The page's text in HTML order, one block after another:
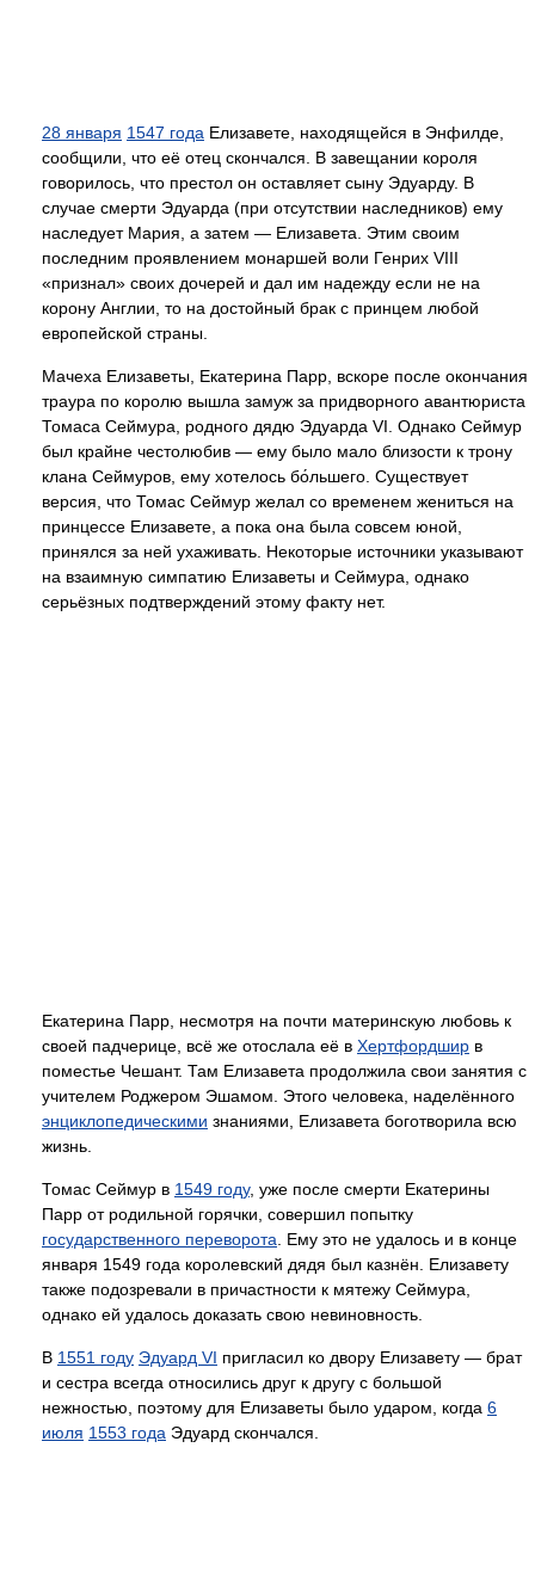
28 января 1547 года Елизавете, находящейся в Энфилде,
сообщили, что её отец скончался. В завещании короля
говорилось, что престол он оставляет сыну Эдуарду. В
случае смерти Эдуарда (при отсутствии наследников) ему
наследует Мария, а затем — Елизавета. Этим своим
последним проявлением монаршей воли Генрих VIII
«признал» своих дочерей и дал им надежду если не на
корону Англии, то на достойный брак с принцем любой
европейской страны.
Мачеха Елизаветы, Екатерина Парр, вскоре после окончания
траура по королю вышла замуж за придворного авантюриста
Томаса Сеймура, родного дядю Эдуарда VI. Однако Сеймур
был крайне честолюбив — ему было мало близости к трону
клана Сеймуров, ему хотелось бо́льшего. Существует
версия, что Томас Сеймур желал со временем жениться на
принцессе Елизавете, а пока она была совсем юной,
принялся за ней ухаживать. Некоторые источники указывают
на взаимную симпатию Елизаветы и Сеймура, однако
серьёзных подтверждений этому факту нет.
Екатерина Парр, несмотря на почти материнскую любовь к
своей падчерице, всё же отослала её в Хертфордшир в
поместье Чешант. Там Елизавета продолжила свои занятия с
учителем Роджером Эшамом. Этого человека, наделённого
энциклопедическими знаниями, Елизавета боготворила всю
жизнь.
Томас Сеймур в 1549 году, уже после смерти Екатерины
Парр от родильной горячки, совершил попытку
государственного переворота . Ему это не удалось и в конце
января 1549 года королевский дядя был казнён. Елизавету
также подозревали в причастности к мятежу Сеймура,
однако ей удалось доказать свою невиновность.
В 1551 году Эдуард VI пригласил ко двору Елизавету — брат
и сестра всегда относились друг к другу с большой
нежностью, поэтому для Елизаветы было ударом, когда 6
июля 1553 года Эдуард скончался.